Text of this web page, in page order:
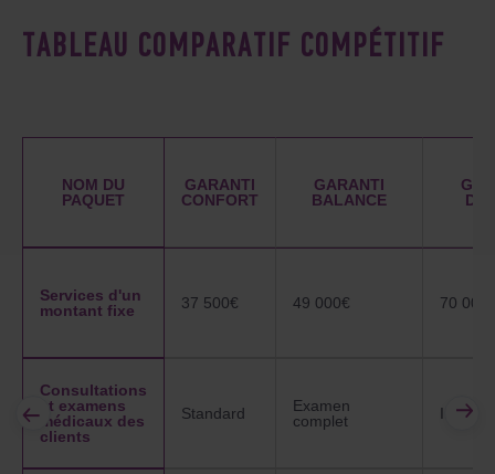
TABLEAU COMPARATIF COMPÉTITIF
NOM DU
PAQUET
GARANTI
CONFORT
GARANTI
BALANCE
Services d'un
montant fixe
37 500€ 49 000€ 70
Consultations
et examens
médicaux des
clients
Standard
Examen
complet